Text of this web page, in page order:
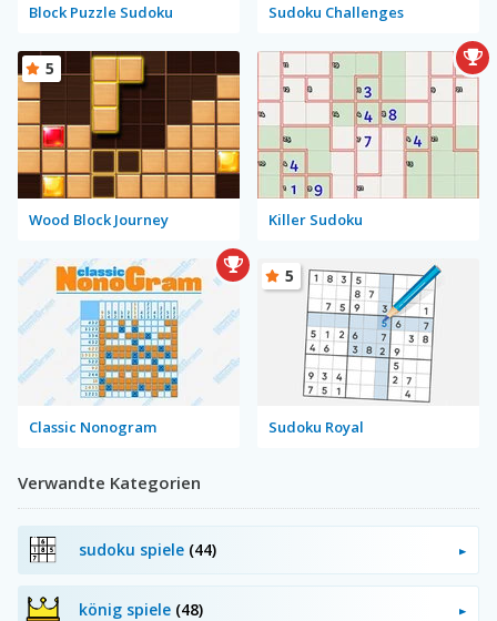
Block Puzzle Sudoku Sudoku Challenges
Wood Block Journey
5
Killer Sudoku
Classic Nonogram Sudoku Royal
5
Verwandte Kategorien
sudoku spiele (44)
könig spiele (48)